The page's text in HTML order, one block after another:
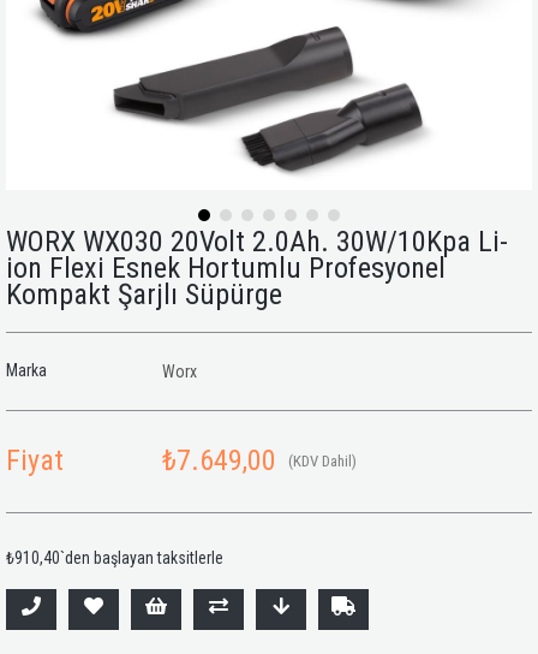
WORX WX030 20Volt 2.0Ah. 30W/10Kpa Li-
ion Flexi Esnek Hortumlu Profesyonel
Kompakt Şarjlı Süpürge
Marka Worx
Fiyat ₺7.649,00 (KDV Dahil)
₺910,40`den başlayan taksitlerle